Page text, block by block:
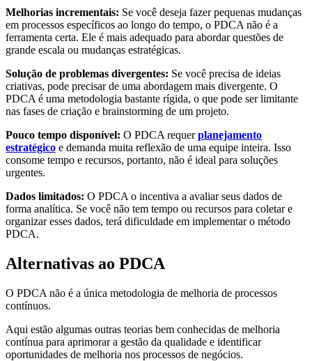
Melhorias incrementais: Se você deseja fazer pequenas mudanças
em processos específicos ao longo do tempo, o PDCA não é a
ferramenta certa. Ele é mais adequado para abordar questões de
grande escala ou mudanças estratégicas.
Solução de problemas divergentes: Se você precisa de ideias
criativas, pode precisar de uma abordagem mais divergente. O
PDCA é uma metodologia bastante rígida, o que pode ser limitante
nas fases de criação e brainstorming de um projeto.
Pouco tempo disponível: O PDCA requerplanejamento
estratégico e demanda muita reflexão de uma equipe inteira. Isso
consome tempo e recursos, portanto, não é ideal para soluções
urgentes.
Dados limitados: O PDCA o incentiva a avaliar seus dados de
forma analítica. Se você não tem tempo ou recursos para coletar e
organizar esses dados, terá dificuldade em implementar o método
PDCA.
Alternativas ao PDCA
O PDCA não é a única metodologia de melhoria de processos
contínuos.
Aqui estão algumas outras teorias bem conhecidas de melhoria
contínua para aprimorar a gestão da qualidade e identificar
oportunidades de melhoria nos processos de negócios.